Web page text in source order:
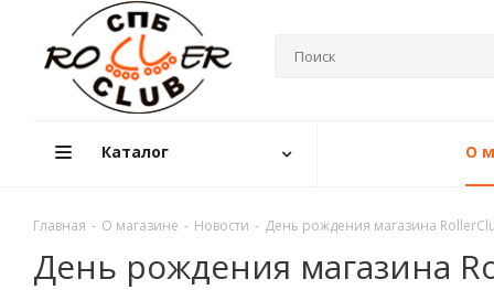
Каталог О
Главная - О магазине - Новости - День рождения магазина
День рождения магазина